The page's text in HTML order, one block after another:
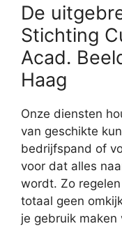
De
Stichting
Acad.
Haag
Onze diensten
van geschikte
bedrijfspand of
voor dat alles
wordt. Zo
totaal geen
je gebruik maken